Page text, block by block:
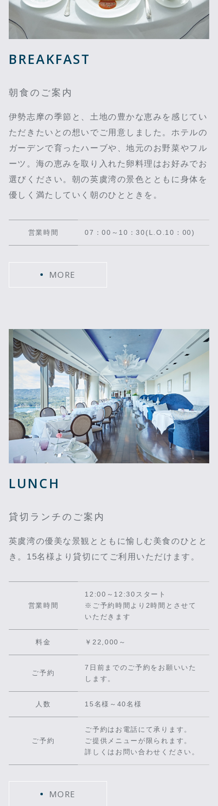
BREAKFAST
朝食のご案内
伊勢志摩の季節と、土地の豊かな恵みを感じてい
ただきたいとの想いでご用意しました。ホテルの
ガーデンで育ったハーブや、地元のお野菜やフル
ーツ。海の恵みを取り入れた卵料理はお好みでお
選びください。朝の英虞湾の景色とともに身体を
優しく満たしていく朝のひとときを。
営業時間 07：00～10：30(L.O.10：00)
MORE
LUNCH
貸切ランチのご案内
英虞湾の優美な景観とともに愉しむ美食のひとと
き。15名様より貸切にてご利用いただけます。
営業時間
12:00～12:30スタート
※ご予約時間より2時間とさせて
いただきます
料金 ￥22,000～
ご予約
7日前までのご予約をお願いいた
します。
人数 15名様～40名様
ご予約
ご予約はお電話にて承ります。
ご提供メニューが限られます。
詳しくはお問い合わせください。
MORE